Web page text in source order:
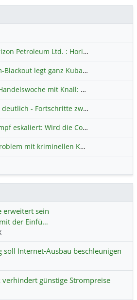
IRW-News: Horizon Petroleum Ltd. : Horizon Petroleum beginnt mit der Testförderung im Projekt Lachowice in Polen und schließt die Platzierung einer überzeichneten Wandelanleihe ab
Erneuter Strom-Blackout legt ganz Kuba lahm
Gold beendet Handelswoche mit Knall: Barrick Mining – Ist diese Aktie wieder ein Kauf?
Ölpreise fallen deutlich - Fortschritte zwischen USA und Iran belasten
Übernahmekampf eskaliert: Wird die Commerzbank italienisch?
Wachsendes Problem mit kriminellen Kunden im Online-Handel
erweitert sein
der Einfü…
soll Internet-Ausbau beschleunigen
verhindert günstige Strompreise